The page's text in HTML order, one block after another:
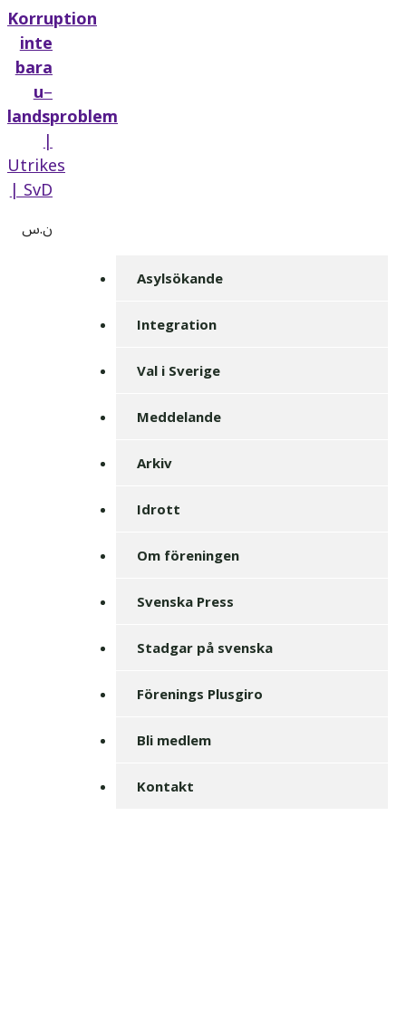
Korruption
inte
bara
u–
landsproblem
|
Utrikes
| SvD
ن.س
Asylsökande
Integration
Val i Sverige
Meddelande
Arkiv
Idrott
Om föreningen
Svenska Press
Stadgar på svenska
Förenings Plusgiro
Bli medlem
Kontakt